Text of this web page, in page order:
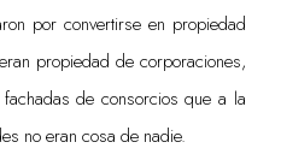
por convertirse en propiedad
propiedad de corporaciones,
de consorcios que a la
no eran cosa de nadie.